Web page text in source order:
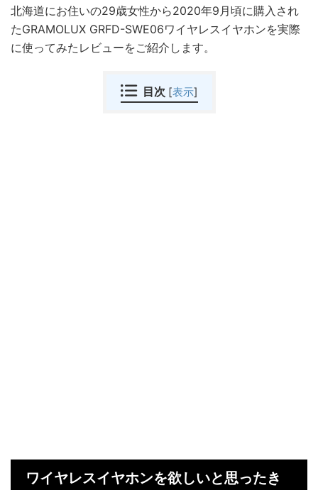
北海道にお住いの29歳女性から2020年9月頃に購入され
たGRAMOLUX GRFD-SWE06ワイヤレスイヤホンを実際
に使ってみたレビューをご紹介します。
目次 [表示]
ワイヤレスイヤホンを欲しいと思ったき